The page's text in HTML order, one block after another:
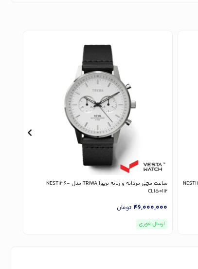
ساعت مچی مردانه و زنانه تریوا TRIWA مدل NEST136-
CL150112
46,000,000 تومان
ارسال فوری